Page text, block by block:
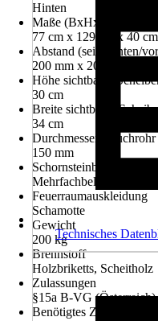
Hinten
Maße (BxHxT)
77 cm x 129 cm x 40 cm
Abstand (seite/hinten/
200 mm x 200 mm x 800
Höhe sichtbares
30 cm
Breite sichtbares
34 cm
Durchmesser Rauchrohr
150 mm
Schornsteinbelegung
Mehrfachbelegung
Feuerraumauskleidung
Schamotte
Gewicht
200 kg
Brennstoff
Holzbriketts, Scheitholz
Zulassungen
§15a B-VG (Österreich)
Benötigtes Zubehör
Technisches